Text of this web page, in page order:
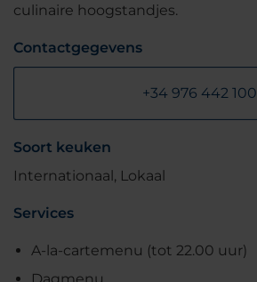
culinaire hoogstandjes.
Contactgegevens
+34 976 442 100
Soort keuken
Internationaal, Lokaal
Services
A-la-cartemenu (tot 22.00 uur)